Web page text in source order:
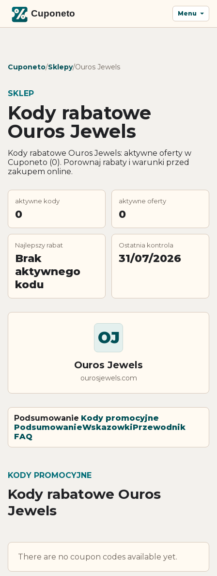
Menu
Cuponeto/Sklepy/Ouros Jewels
SKLEP
Kody rabatowe
Ouros Jewels
Kody rabatowe Ouros Jewels: aktywne oferty w
Cuponeto (0). Porownaj rabaty i warunki przed
zakupem online.
aktywne kody
0
aktywne oferty
0
Najlepszy rabat
Brak
aktywnego
kodu
Ostatnia kontrola
31/07/2026
OJ
Ouros Jewels
ourosjewels.com
Podsumowanie Kody promocyjne
PodsumowanieWskazowkiPrzewodnik
FAQ
KODY PROMOCYJNE
Kody rabatowe Ouros
Jewels
There are no coupon codes available yet.